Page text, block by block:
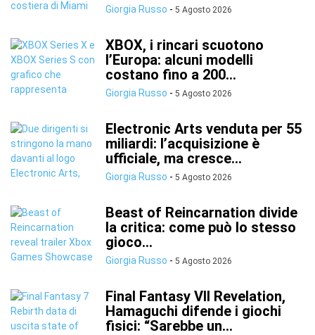
Giorgia Russo - 5 Agosto 2026
XBOX, i rincari scuotono
l’Europa: alcuni modelli
costano fino a 200...
Giorgia Russo - 5 Agosto 2026
Electronic Arts venduta per 55
miliardi: l’acquisizione è
ufficiale, ma cresce...
Giorgia Russo - 5 Agosto 2026
Beast of Reincarnation divide
la critica: come può lo stesso
gioco...
Giorgia Russo - 5 Agosto 2026
Final Fantasy VII Revelation,
Hamaguchi difende i giochi
fisici: “Sarebbe un...